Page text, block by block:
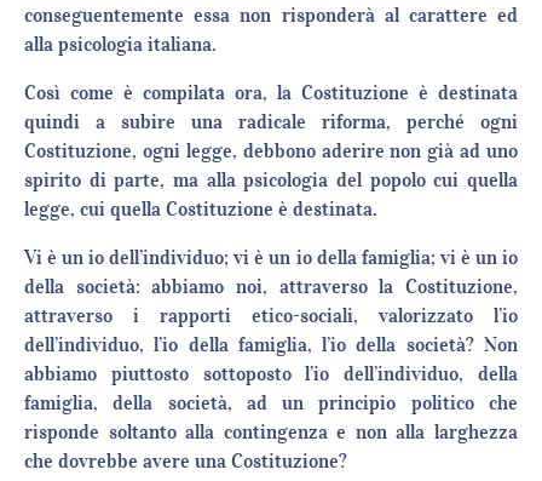
conseguentemente essa non risponderà al carattere ed
alla psicologia italiana.
Così come è compilata ora, la Costituzione è destinata
quindi a subire una radicale riforma, perché ogni
Costituzione, ogni legge, debbono aderire non già ad uno
spirito di parte, ma alla psicologia del popolo cui quella
legge, cui quella Costituzione è destinata.
Vi è un io dell’individuo; vi è un io della famiglia; vi è un io
della società: abbiamo noi, attraverso la Costituzione,
attraverso i rapporti etico-sociali, valorizzato l’io
dell’individuo, l’io della famiglia, l’io della società? Non
abbiamo piuttosto sottoposto l’io dell’individuo, della
famiglia, della società, ad un principio politico che
risponde soltanto alla contingenza e non alla larghezza
che dovrebbe avere una Costituzione?